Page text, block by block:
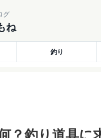
グ
ね
釣り